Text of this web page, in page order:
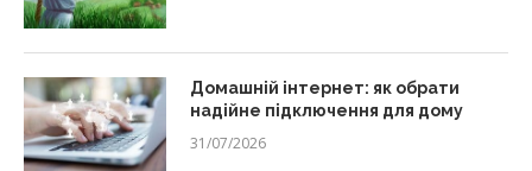
Домашній інтернет: як обрати
надійне підключення для дому
31/07/2026